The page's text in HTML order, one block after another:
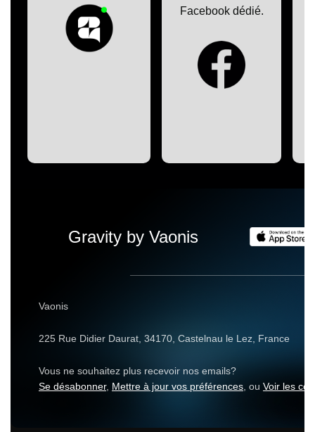
Facebook dédié.
Gravity by Vaonis
Vaonis
225 Rue Didier Daura‌t, 34170, Castelnau ‌le Lez, France
Vous ne souhaitez plus recevoir nos emails?
Se désabonner, Mettre à jour vos préférences , ou Voir les